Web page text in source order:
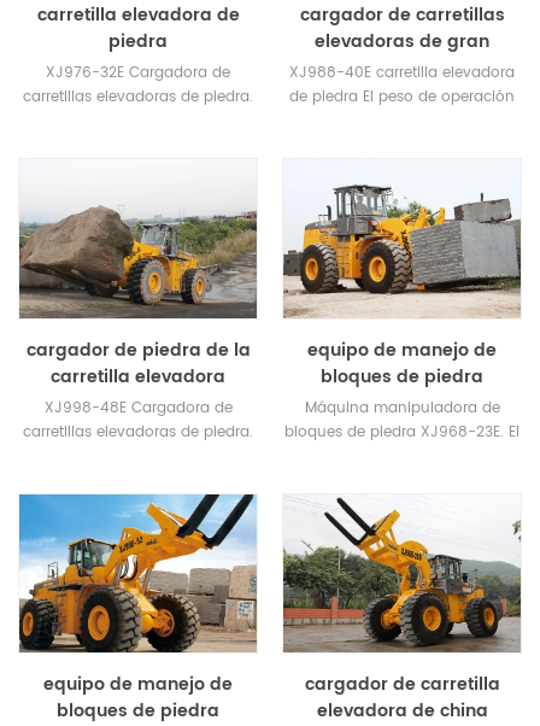
carretilla elevadora de
piedra
XJ976-32E Cargadora de
carretillas elevadoras de piedra.
ADVANCE tres estrellas 29.5.
cargador de carretillas
elevadoras de gran
tonelaje
XJ988-40E carretilla elevadora
de piedra El peso de operación
cargador de piedra de la
carretilla elevadora
XJ998-48E Cargadora de
carretillas elevadoras de piedra.
Neumáticos de alambre de
acero ADVANCE de tres estrellas
y alta resistencia 29.5R29.
equipo de manejo de
bloques de piedra
Máquina manipuladora de
bloques de piedra XJ968-23E. El
de 23 toneladas, la altura de
elevación máxima alcanza los
2,2 m.
equipo de manejo de
bloques de piedra
cargador de carretilla
elevadora de china